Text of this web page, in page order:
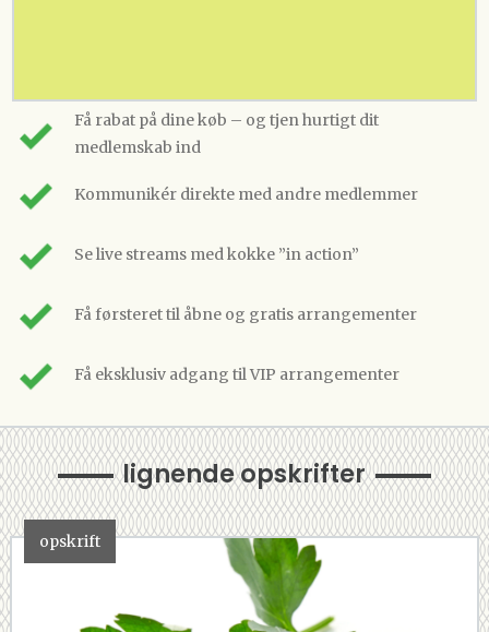
Få rabat på dine køb – og tjen hurtigt dit
medlemskab ind
Kommunikér direkte med andre medlemmer
Se live streams med kokke ”in action”
Få førsteret til åbne og gratis arrangementer
Få eksklusiv adgang til VIP arrangementer
lignende opskrifter
opskrift